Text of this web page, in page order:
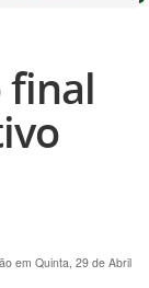
final
em Quinta, 29 de Abril